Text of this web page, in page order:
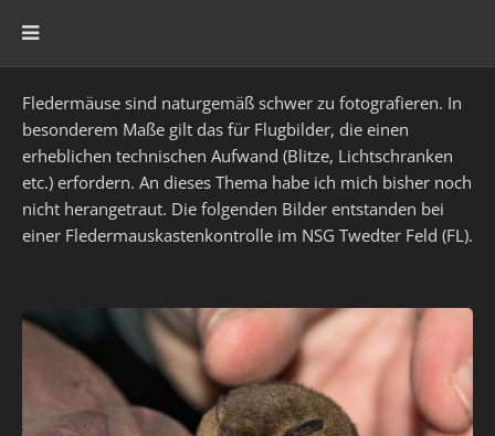
Fledermäuse sind naturgemäß schwer zu fotografieren. In
besonderem Maße gilt das für Flugbilder, die einen
erheblichen technischen Aufwand (Blitze, Lichtschranken
etc.) erfordern. An dieses Thema habe ich mich bisher noch
nicht herangetraut. Die folgenden Bilder entstanden bei
einer Fledermauskastenkontrolle im NSG Twedter Feld (FL).